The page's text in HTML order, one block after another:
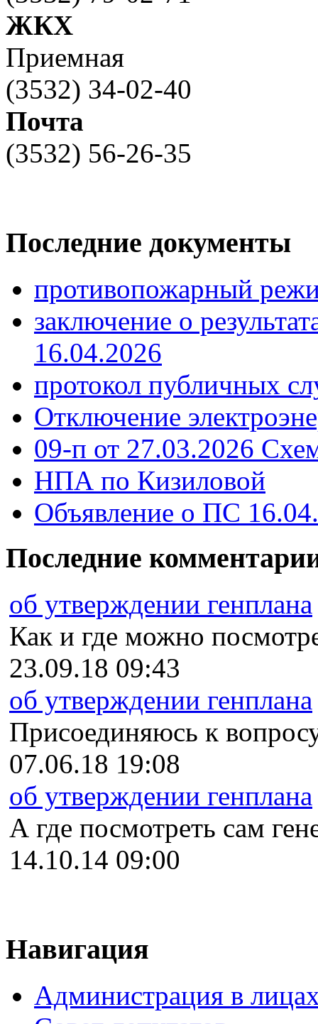
ЖКХ
Приемная
(3532) 34-02-40
Почта
(3532) 56-26-35
Последние документы
противопожарный
заключение о
16.04.2026
протокол публичных
Отключение
09-п от 27.03.2026
НПА по Кизиловой
Объявление о ПС
Последние
об утверждении генплана
Как и где можно
23.09.18 09:43
об утверждении генплана
Присоединяюсь к
07.06.18 19:08
об утверждении генплана
А где посмотреть сам
14.10.14 09:00
Навигация
Администрация в